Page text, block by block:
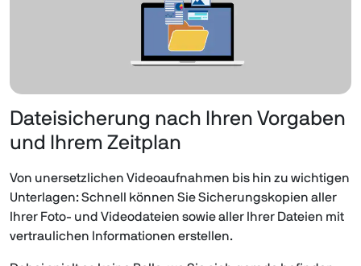
Dateisicherung nach Ihren Vorgaben
und Ihrem Zeitplan
Von unersetzlichen Videoaufnahmen bis hin zu wichtigen
Unterlagen: Schnell können Sie Sicherungskopien aller
Ihrer Foto- und Videodateien sowie aller Ihrer Dateien mit
vertraulichen Informationen erstellen.